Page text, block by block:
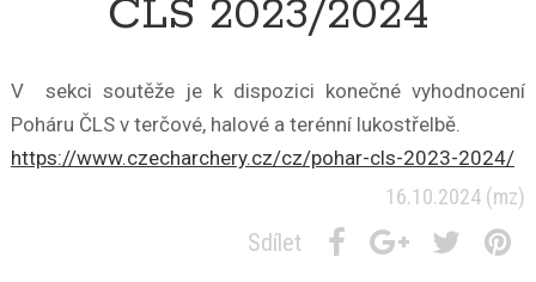
ČLS 2023/2024
V sekci soutěže je k dispozici konečné vyhodnocení
Poháru ČLS v terčové, halové a terénní lukostřelbě.
https://www.czecharchery.cz/cz/pohar-cls-2023-2024/
16.10.2024 (mz)
Sdílet